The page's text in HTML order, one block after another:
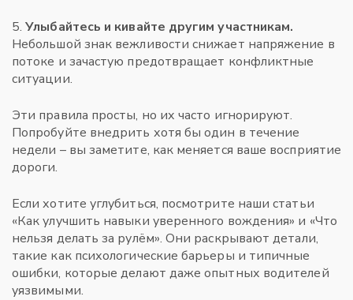
5.Улыбайтесь и кивайте другим участникам.
Небольшой знак вежливости снижает напряжение в
потоке и зачастую предотвращает конфликтные
ситуации.
Эти правила просты, но их часто игнорируют.
Попробуйте внедрить хотя бы один в течение
недели – вы заметите, как меняется ваше восприятие
дороги.
Если хотите углубиться, посмотрите наши статьи
«Как улучшить навыки уверенного вождения» и «Что
нельзя делать за рулём». Они раскрывают детали,
такие как психологические барьеры и типичные
ошибки, которые делают даже опытных водителей
уязвимыми.